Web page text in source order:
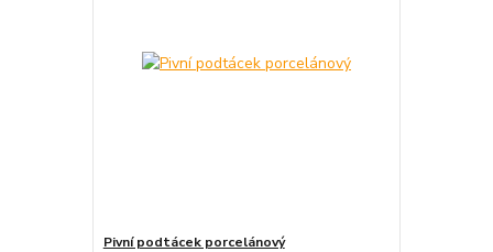
Pivní podtácek porcelánový